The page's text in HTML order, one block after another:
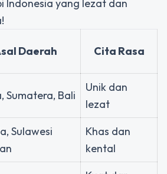
Indonesia yang lezat dan
Daerah Cita Rasa
Sumatera, Bali
Unik dan
lezat
Sulawesi
Khas dan
kental